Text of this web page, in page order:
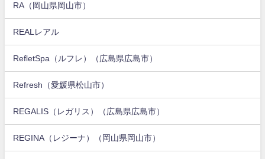
RA（岡山県岡山市）
REALレアル
RefletSpa（ルフレ）（広島県広島市）
Refresh（愛媛県松山市）
REGALIS（レガリス）（広島県広島市）
REGINA（レジーナ）（岡山県岡山市）